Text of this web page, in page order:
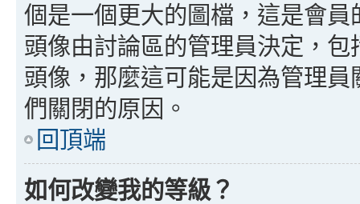
個是一個更大的圖檔，這是會
頭像由討論區的管理員決定，
頭像，那麼這可能是因為管理
們關閉的原因。
回頂端
如何改變我的等級？